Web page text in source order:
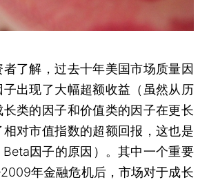
了解，过去十年美国市场质量因
出现了大幅超额收益（虽然从历
长类的因子和价值类的因子在更长
对市值指数的超额回报，这也是
因子的原因）。其中一个重要
年金融危机后，市场对于成长